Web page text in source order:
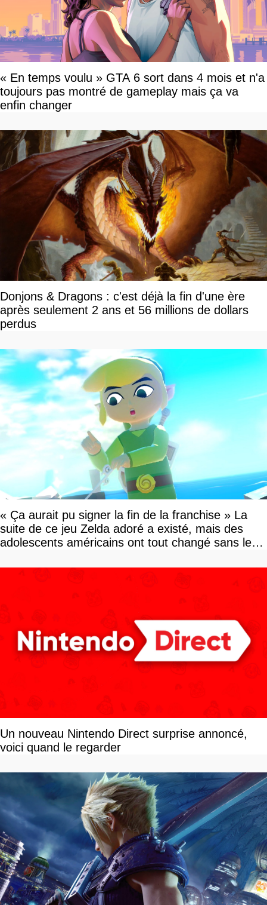
« En temps voulu » GTA 6 sort dans 4 mois et n'a
toujours pas montré de gameplay mais ça va
enfin changer
Donjons & Dragons : c'est déjà la fin d'une ère
après seulement 2 ans et 56 millions de dollars
perdus
« Ça aurait pu signer la fin de la franchise » La
suite de ce jeu Zelda adoré a existé, mais des
adolescents américains ont tout changé sans le
Un nouveau Nintendo Direct surprise annoncé,
voici quand le regarder